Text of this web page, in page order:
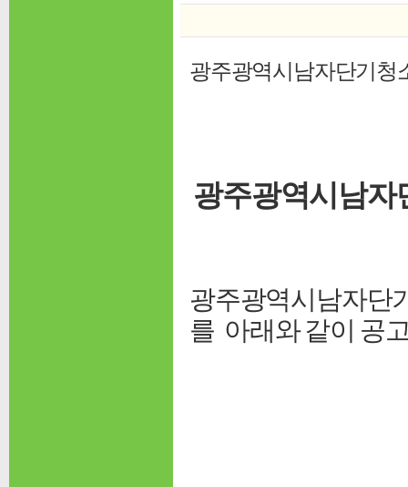
광주광역시남자단기청
광주광역시남자
광주광역시남자
를 아래와 같이 공